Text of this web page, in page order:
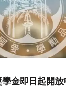
金即日起開放